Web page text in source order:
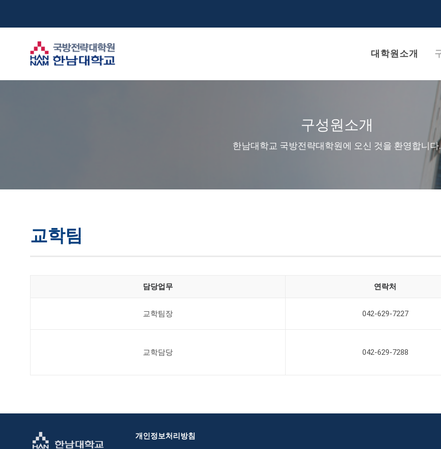
대학원소개
구성원소개
한남대학교 국방전략대학원에 오신 것을 환영합니다.
교학팀
담당업무 연락처
교학팀장 042-629-7227
교학담당
042-629-7288
개인정보처리방침